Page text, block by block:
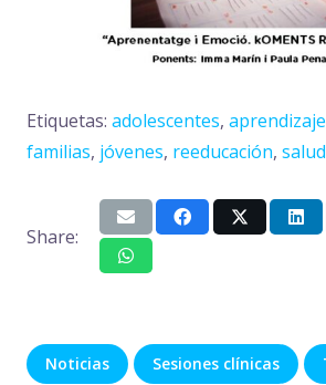
Etiquetas: adolescentes, aprendizaje
familias, jóvenes, reeducación,
Share:
Noticias Sesiones clínicas